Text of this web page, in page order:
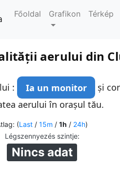
Főoldal Grafikon Térkép
aerului din
: Ia un monitor
și
aerului în orașul tău.
(Last / 15m / 1h / 24h)
Légszennyezés szintje:
Nincs adat